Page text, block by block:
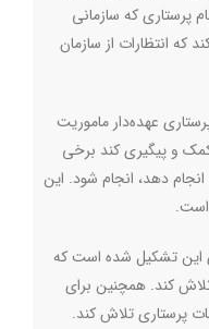
پرستاری که سازمانی
انتظارات از سازمان
عهده‌دار ماموریت
و پیگیری کند برخی
دهد، انجام شود. این
است.
این تشکیل شده است که
کند. همچنین برای
پرستاری تلاش کند.